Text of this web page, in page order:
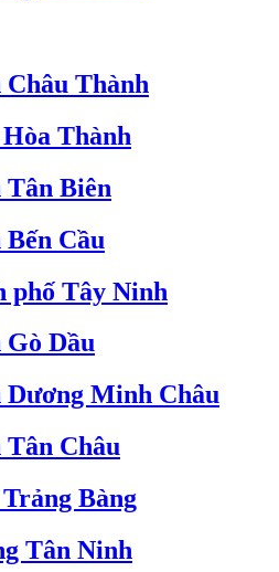
Thành
Thành
Tân Biên
Cầu
phố Tây Ninh
Gò Dầu
Dương Minh Châu
Tân Châu
Bàng
Tân Ninh